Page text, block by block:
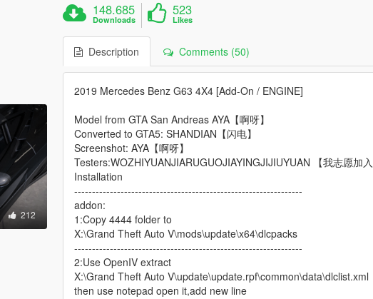
212
148.685
Downloads
523
Likes
Description Comments (50)
2019 Mercedes Benz G63 4X4 [Add-On / ENGINE]
Model from GTA San Andreas AYA【啊呀】
Converted to GTA5: SHANDIAN【闪电】
Screenshot: AYA【啊呀】
Testers:WOZHIYUANJIARUGUOJIAYINGJIJIUYUAN 【我志愿加入
Installation
----------------------------------------------------------------
addon:
1:Copy 4444 folder to
X:\Grand Theft Auto V\mods\update\x64\dlcpacks
----------------------------------------------------------------
2:Use OpenIV extract
X:\Grand Theft Auto V\update\update.rpf\common\data\dlclist.xml
then use notepad open it,add new line